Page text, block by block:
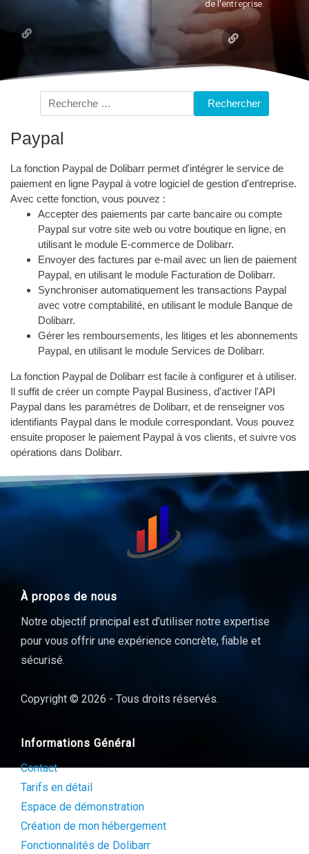
Rechercher Rechercher
Paypal
La fonction Paypal de Dolibarr permet d'intégrer le service de
paiement en ligne Paypal à votre logiciel de gestion d'entreprise.
Avec cette fonction, vous pouvez :
Accepter des paiements par carte bancaire ou compte
Paypal sur votre site web ou votre boutique en ligne, en
utilisant le module E-commerce de Dolibarr.
Envoyer des factures par e-mail avec un lien de paiement
Paypal, en utilisant le module Facturation de Dolibarr.
Synchroniser automatiquement les transactions Paypal
avec votre comptabilité, en utilisant le module Banque de
Dolibarr.
Gérer les remboursements, les litiges et les abonnements
Paypal, en utilisant le module Services de Dolibarr.
La fonction Paypal de Dolibarr est facile à configurer et à utiliser.
Il suffit de créer un compte Paypal Business, d'activer l'API
Paypal dans les paramètres de Dolibarr, et de renseigner vos
identifiants Paypal dans le module correspondant. Vous pouvez
ensuite proposer le paiement Paypal à vos clients, et suivre vos
opérations dans Dolibarr.
À propos de nous
Notre objectif principal est d’utiliser notre expertise
pour vous offrir une expérience concrète, fiable et
sécurisé.
Copyright © 2026 - Tous droits réservés.
Informations Général
Contact
Tarifs en détail
Espace de démonstration
Création de mon hébergement
Fonctionnalités de Dolibarr